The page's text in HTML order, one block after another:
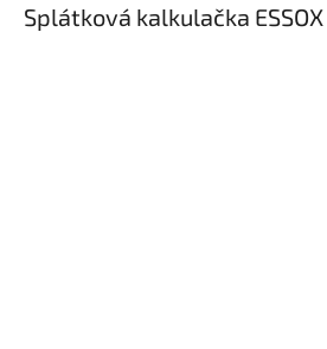
Splátková kalkulačka ESSOX